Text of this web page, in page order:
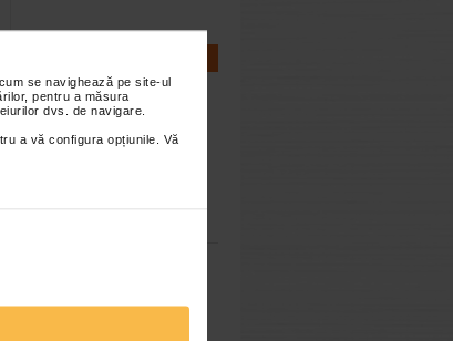
se navighează pe site-ul
pentru a măsura
dvs. de navigare.
a vă configura opțiunile. Vă